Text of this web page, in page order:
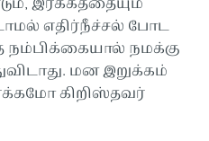
எதிர்நீச்சல் போட
நம்பிக்கையால் நமக்கு
மன இறுக்கம்
கிறிஸ்தவர்